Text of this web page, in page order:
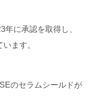
年に承認を取得し、
ます。
のセラムシールドが